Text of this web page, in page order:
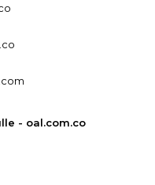
- oal.com.co